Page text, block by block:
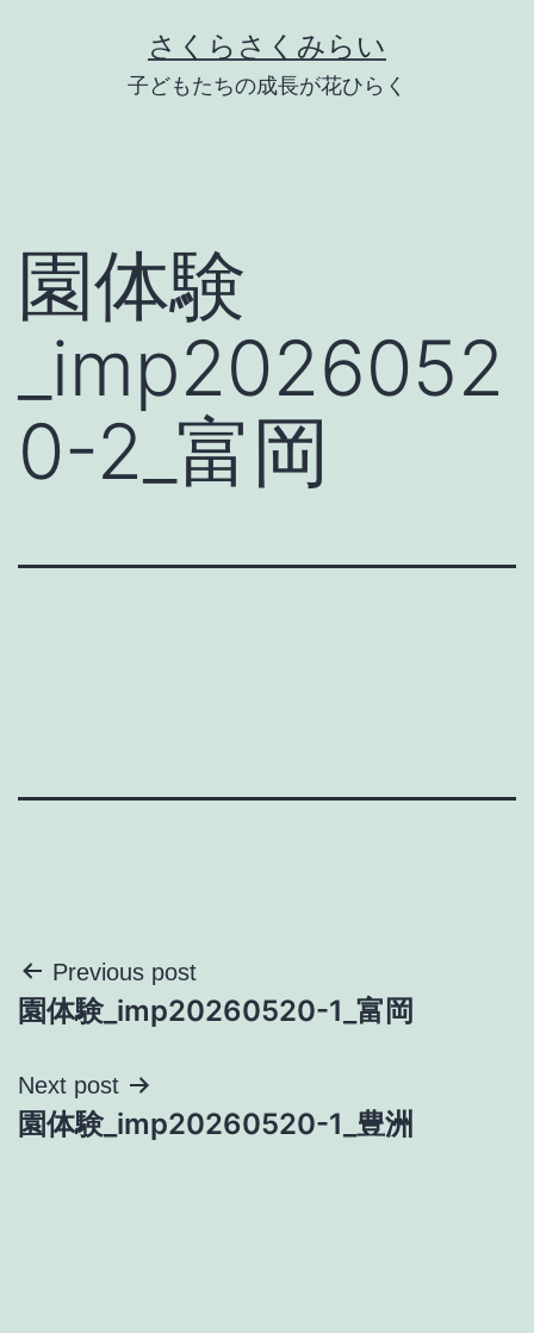
さくらさくみらい
子どもたちの成長が花ひらく
園体験
_imp2026052
0-2_富岡
投
稿
ナ
ビ
Previous post
園体験_imp20260520-1_富岡
Next post
園体験_imp20260520-1_豊洲